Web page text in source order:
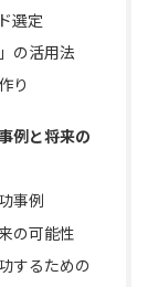
選定
の活用法
り
例と将来の
事例
の可能性
するための